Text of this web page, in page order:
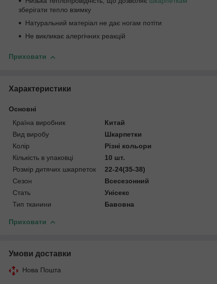
зберігати тепло взимку
Натуральний матеріал не дає ногам потіти
Не викликає алергічних реакцій
Приховати
Характеристики
Основні
Країна виробник
Китай
Вид виробу
Шкарпетки
Колір
Різні кольори
Кількість в упаковці
10 шт.
Розмір дитячих шкарпеток
22-24(35-38)
Сезон
Всесезонний
Стать
Унісекс
Тип тканини
Бавовна
Приховати
Умови доставки
Нова Пошта